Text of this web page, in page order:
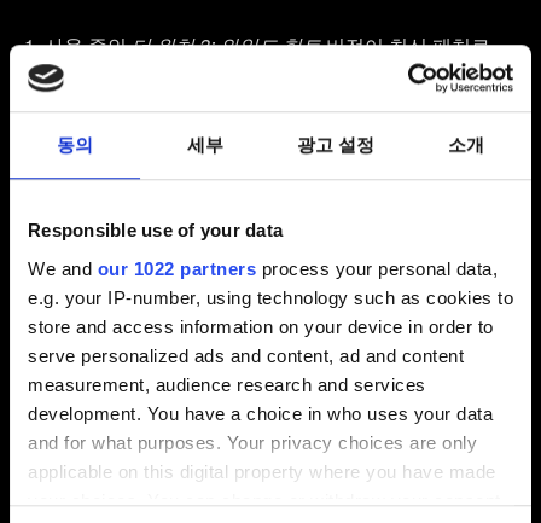
동의 세부 광고 설정 소개
Responsible use of your data
We and our 1022 partners process your personal data,
e.g. your IP-number, using technology such as cookies to
store and access information on your device in order to
serve personalized ads and content, ad and content
measurement, audience research and services
development. You have a choice in who uses your data
and for what purposes. Your privacy choices are only
applicable on this digital property where you have made
your choices. You can change or withdraw your consent
사용 중인더 위쳐 3: 와일드 헌트버전이 최신 패치로
업데이트되었는지 확인하세요. 게임 메인 메뉴의 타이틀
아래에서 확인할 수 있습니다.
내 보상
을 선택합니다.
연결합니다.
연결되면 크로스 진행도가 기본으로 활성화됩니다.
옵션 →게임 플레이→크로스 진행도에서 켜고 끌 수도
있습니다.
게임 불러오기메뉴를 열고 오른쪽 구석에 표시된
크로스 진행도버튼/키를 누릅니다.
새 저장 파일을 작성하면 클라우드에 자동으로
업로드되고 저장 이름 옆에 클라우드 아이콘이
나타납니다.